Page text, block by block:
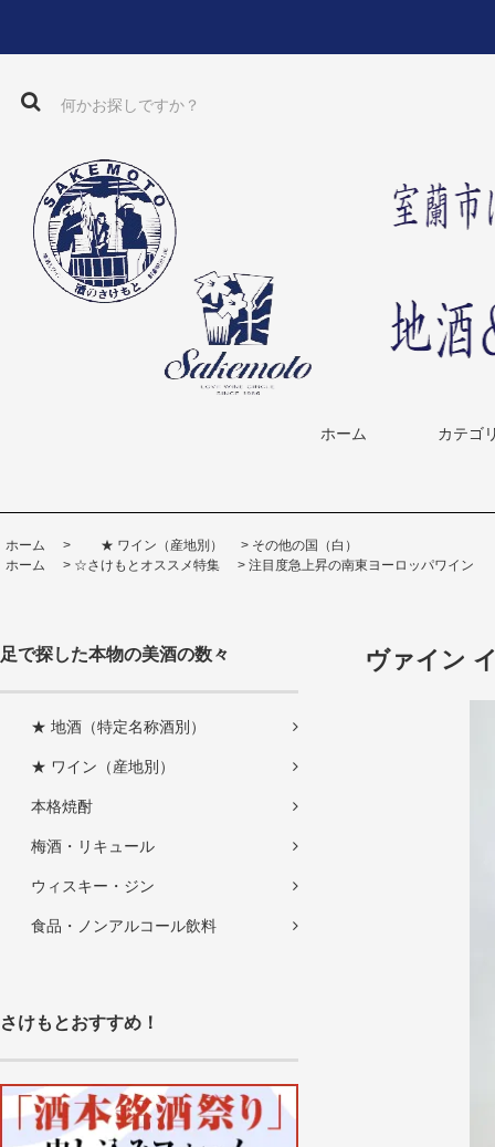
ホーム カテゴ
ホーム > ★ ワイン（産地別） > その他の国（白）
ホーム
> ☆さけもとオススメ特集 > 注目度急上昇の南東ヨーロッパワイン
足で探した本物の美酒の数々
★ 地酒（特定名称酒別）
★ ワイン（産地別）
本格焼酎
梅酒・リキュール
ウィスキー・ジン
食品・ノンアルコール飲料
さけもとおすすめ！
ヴァイン